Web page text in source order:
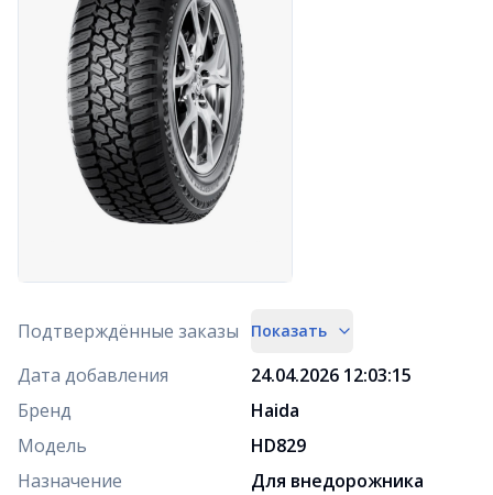
Подтверждённые заказы Показать
Дата добавления
24.04.2026 12:03:15
Бренд
Haida
Модель
HD829
Назначение
Для внедорожника